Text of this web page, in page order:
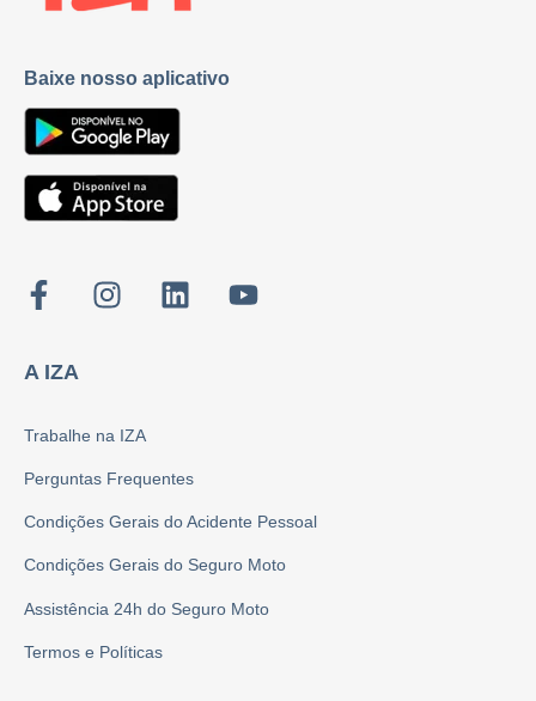
Baixe nosso aplicativo
A IZA
Trabalhe na IZA
Perguntas Frequentes
Condições Gerais do Acidente Pessoal
Condições Gerais do Seguro Moto
Assistência 24h do Seguro Moto
Termos e Políticas